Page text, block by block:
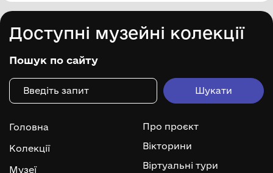
Доступні музейні колекції
Пошук по сайту
Головна
Колекції
Музеї
Про проєкт
Вікторини
Віртуальні тури